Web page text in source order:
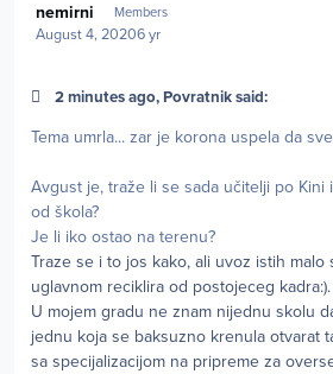
nemirni Members
August 4, 20206 yr
2 minutes ago, Povratnik said:
Tema umrla... zar je korona uspela da
Avgust je, traže li se sada učitelji po Kini
od škola?
Je li iko ostao na terenu?
Traze se i to jos kako, ali uvoz istih malo
uglavnom reciklira od postojeceg kadra:).
U mojem gradu ne znam nijednu skolu
jednu koja se baksuzno krenula otvarat
sa specijalizacijom na pripreme za